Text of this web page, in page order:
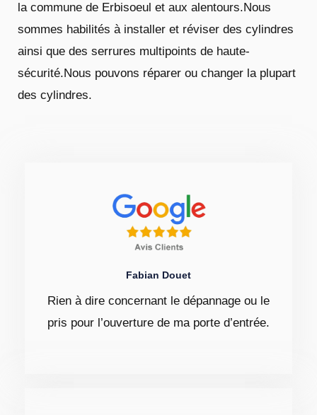
la commune de Erbisoeul et aux alentours.Nous
sommes habilités à installer et réviser des cylindres
ainsi que des serrures multipoints de haute-
sécurité.Nous pouvons réparer ou changer la plupart
des cylindres.
Fabian Douet
Rien à dire concernant le dépannage ou le
pris pour l’ouverture de ma porte d’entrée.